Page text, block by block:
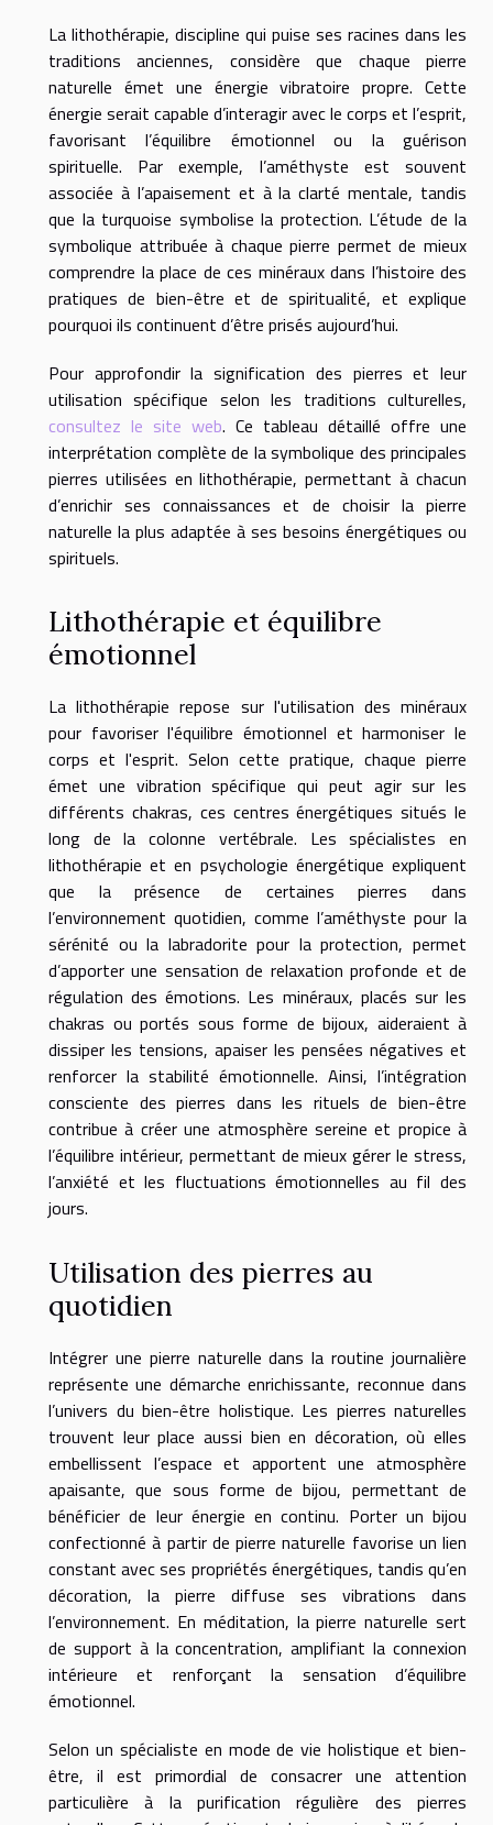
La lithothérapie, discipline qui puise ses racines dans les
traditions anciennes, considère que chaque pierre
naturelle émet une énergie vibratoire propre. Cette
énergie serait capable d’interagir avec le corps et l’esprit,
favorisant l’équilibre émotionnel ou la guérison
spirituelle. Par exemple, l’améthyste est souvent
associée à l’apaisement et à la clarté mentale, tandis
que la turquoise symbolise la protection. L’étude de la
symbolique attribuée à chaque pierre permet de mieux
comprendre la place de ces minéraux dans l’histoire des
pratiques de bien-être et de spiritualité, et explique
pourquoi ils continuent d’être prisés aujourd’hui.
Pour approfondir la signification des pierres et leur
utilisation spécifique selon les traditions culturelles,
consultez le site web. Ce tableau détaillé offre une
interprétation complète de la symbolique des principales
pierres utilisées en lithothérapie, permettant à chacun
d’enrichir ses connaissances et de choisir la pierre
naturelle la plus adaptée à ses besoins énergétiques ou
spirituels.
Lithothérapie et équilibre
émotionnel
La lithothérapie repose sur l'utilisation des minéraux
pour favoriser l'équilibre émotionnel et harmoniser le
corps et l'esprit. Selon cette pratique, chaque pierre
émet une vibration spécifique qui peut agir sur les
différents chakras, ces centres énergétiques situés le
long de la colonne vertébrale. Les spécialistes en
lithothérapie et en psychologie énergétique expliquent
que la présence de certaines pierres dans
l’environnement quotidien, comme l’améthyste pour la
sérénité ou la labradorite pour la protection, permet
d’apporter une sensation de relaxation profonde et de
régulation des émotions. Les minéraux, placés sur les
chakras ou portés sous forme de bijoux, aideraient à
dissiper les tensions, apaiser les pensées négatives et
renforcer la stabilité émotionnelle. Ainsi, l’intégration
consciente des pierres dans les rituels de bien-être
contribue à créer une atmosphère sereine et propice à
l’équilibre intérieur, permettant de mieux gérer le stress,
l’anxiété et les fluctuations émotionnelles au fil des
jours.
Utilisation des pierres au
quotidien
Intégrer une pierre naturelle dans la routine journalière
représente une démarche enrichissante, reconnue dans
l’univers du bien-être holistique. Les pierres naturelles
trouvent leur place aussi bien en décoration, où elles
embellissent l’espace et apportent une atmosphère
apaisante, que sous forme de bijou, permettant de
bénéficier de leur énergie en continu. Porter un bijou
confectionné à partir de pierre naturelle favorise un lien
constant avec ses propriétés énergétiques, tandis qu’en
décoration, la pierre diffuse ses vibrations dans
l’environnement. En méditation, la pierre naturelle sert
de support à la concentration, amplifiant la connexion
intérieure et renforçant la sensation d’équilibre
émotionnel.
Selon un spécialiste en mode de vie holistique et bien-
être, il est primordial de consacrer une attention
particulière à la purification régulière des pierres